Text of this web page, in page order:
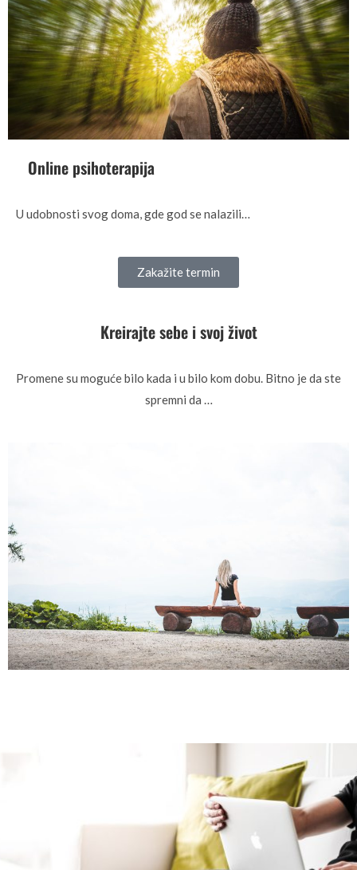
Online psihoterapija
U udobnosti svog doma, gde god se nalazili…
Zakažite termin
Kreirajte sebe i svoj život
Promene su moguće bilo kada i u bilo kom dobu. Bitno je da ste
spremni da …